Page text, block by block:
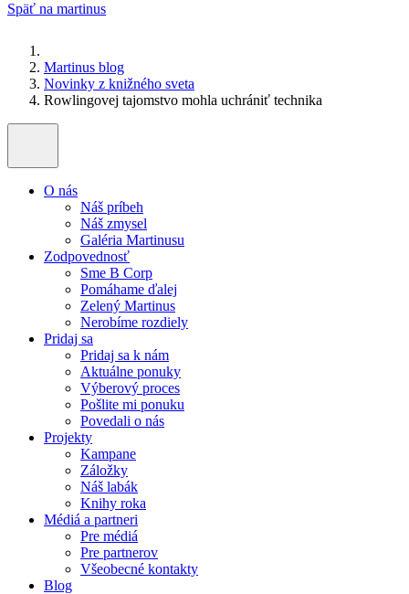
Späť na martinus
Martinus blog
Novinky z knižného sveta
Rowlingovej tajomstvo mohla uchrániť technika
O nás
Náš príbeh
Náš zmysel
Galéria Martinusu
Zodpovednosť
Sme B Corp
Pomáhame ďalej
Zelený Martinus
Nerobíme rozdiely
Pridaj sa
Pridaj sa k nám
Aktuálne ponuky
Výberový proces
Pošlite mi ponuku
Povedali o nás
Projekty
Kampane
Záložky
Náš labák
Knihy roka
Médiá a partneri
Pre médiá
Pre partnerov
Všeobecné kontakty
Blog